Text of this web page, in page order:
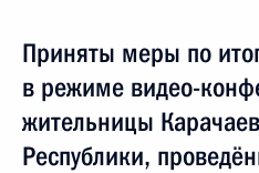
Приняты меры по
в режиме видео-
жительницы
Республики,